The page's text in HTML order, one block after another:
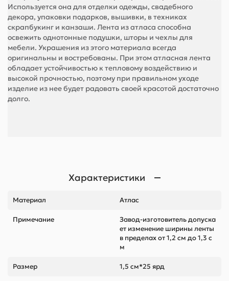
Используется она для отделки одежды, свадебного
декора, упаковки подарков, вышивки, в техниках
скрапбукинг и канзаши. Лента из атласа способна
освежить однотонные подушки, шторы и чехлы для
мебели. Украшения из этого материала всегда
оригинальны и востребованы. При этом атласная лента
обладает устойчивостью к тепловому воздействию и
высокой прочностью, поэтому при правильном уходе
изделие из нее будет радовать своей красотой достаточно
долго.
Характеристики
Материал Атлас
Примечание
Завод-изготовитель допуска
ет изменение ширины ленты
в пределах от 1,2 см до 1,3 с
м
Размер 1,5 см*25 ярд